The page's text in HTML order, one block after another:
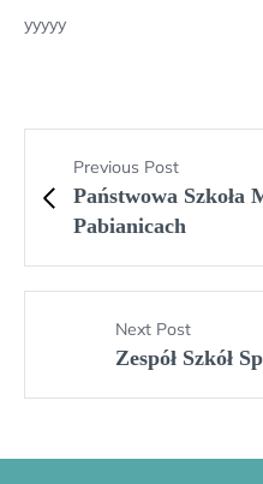
yyyyy
Previous Post
Państwowa Szkoła
Pabianicach
Next Post
Zespół Szkół